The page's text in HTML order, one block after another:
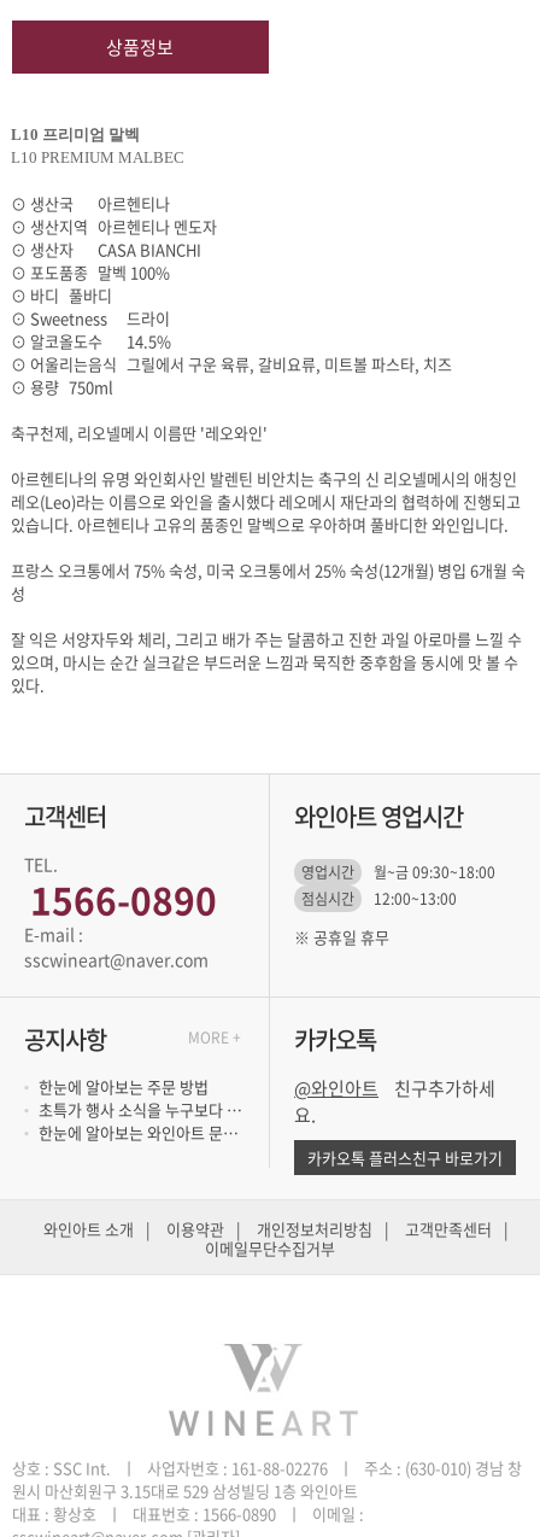
상품정보
L10 프리미엄 말벡
L10 PREMIUM MALBEC
⊙ 생산국
아르헨티나
⊙ 생산지역 아르헨티나 멘도자
⊙ 생산자
CASA BIANCHI
⊙ 포도품종 말벡 100%
⊙ 바디 풀바디
⊙ Sweetness
드라이
⊙ 알코올도수
14.5%
⊙ 어울리는음식 그릴에서 구운 육류, 갈비요류, 미트볼 파스타, 치즈
⊙ 용량 750ml
축구천제, 리오넬메시 이름딴 '레오와인'
있습니다. 아르헨티나 고유의 품종인 말벡으로 우아하며 풀바디한 와인입니다.
성
있다.
고객센터
TEL.
1566-0890
sscwineart@naver.com
와인아트 영업시간
영업시간
월~금 09:30~18:00
점심시간
12:00~13:00
※ 공휴일 휴무
공지사항
한눈에 알아보는 주문 방법
초특가 행사 소식을 누구보다 빨리 듣고 싶..
한눈에 알아보는 와인아트 문의 방법
MORE + 카카오톡
@와인아트
요.
카카오톡 플러스친구 바로가기
와인아트 소개 | 이용약관 | 개인정보처리방침 | 고객만족센터
|
이메일무단수집거부
원시 마산회원구 3.15대로 529 삼성빌딩 1층 와인아트